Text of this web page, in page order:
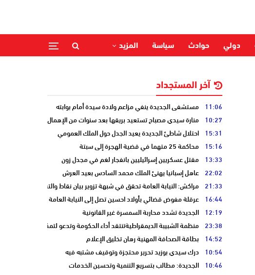
دولي حوادث سياسة المزيد
آخر المستجداد
11:06 مستشفى الجديدة ينفي مزاعم ولادة سيدة أمام بوابته
10:27 منارة سيدي مصباح تستعيد بريقها بعد سنوات من الإهمال
15:31 احتلال شاطئ الجديدة يعيد الجدل حول الملك العمومي
15:16 محاكمة 25 متهما في قضية الهجرة إلى سبتة
13:33 مقتل عسكريين إسرائيليين بانفجار لغم في مجدل زون
22:02 عاهل إسبانيا يهنئ الملك محمد السادس بعيد العرش
21:33 مراكش: النيابة العامة تحقق في شبهة تزوير بيان نقاط والتشهير بطالب
16:44 عرقلة مفوض قضائي بأولاد احسين تصل إلى النيابة العامة
12:19 الجديدة تشدد محاربة السمسرة غير القانونية
23:38 منظمة الشبيبة الديمقراطيةتنتقد أداء الحكومة وتدعو لتمكين الشباب
14:52 بطاقة الصحافة المهنية رهان تخليق الإعلام
10:54 درك سيدي بوزيد تحرير محتجزة وتوقيف مشتبه فيه
10:46 الجديدة: مطالب بتسريع التنمية وتحسين الخدمات